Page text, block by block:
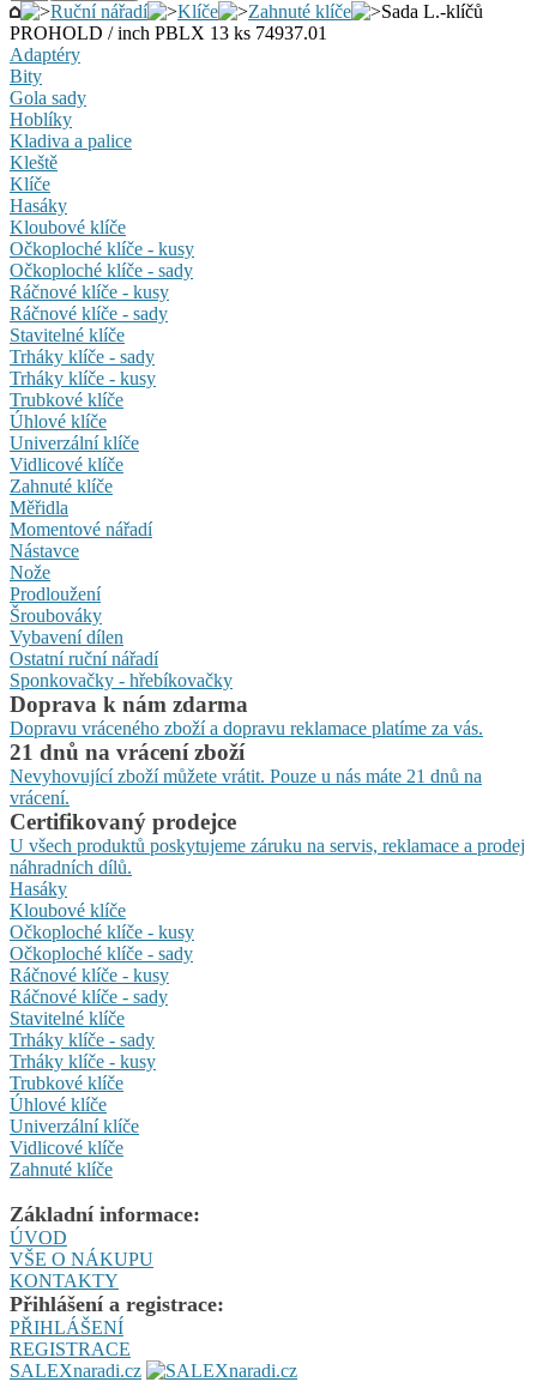
Ruční nářadí Klíče Zahnuté klíče
Sada L.-klíčů
PROHOLD / inch PBLX 13 ks 74937.01
Adaptéry
Bity
Gola sady
Hoblíky
Kladiva a palice
Kleště
Klíče
Hasáky
Kloubové klíče
Očkoploché klíče - kusy
Očkoploché klíče - sady
Ráčnové klíče - kusy
Ráčnové klíče - sady
Stavitelné klíče
Trháky klíče - sady
Trháky klíče - kusy
Trubkové klíče
Úhlové klíče
Univerzální klíče
Vidlicové klíče
Zahnuté klíče
Měřidla
Momentové nářadí
Nástavce
Nože
Prodloužení
Šroubováky
Vybavení dílen
Ostatní ruční nářadí
Sponkovačky - hřebíkovačky
Doprava k nám zdarma
Dopravu vráceného zboží a dopravu reklamace platíme za vás.
21 dnů na vrácení zboží
Nevyhovující zboží můžete vrátit. Pouze u nás máte 21 dnů na
vrácení.
Certifikovaný prodejce
U všech produktů poskytujeme záruku na servis, reklamace a prodej
náhradních dílů.
Hasáky
Kloubové klíče
Očkoploché klíče - kusy
Očkoploché klíče - sady
Ráčnové klíče - kusy
Ráčnové klíče - sady
Stavitelné klíče
Trháky klíče - sady
Trháky klíče - kusy
Trubkové klíče
Úhlové klíče
Univerzální klíče
Vidlicové klíče
Zahnuté klíče
Základní informace:
ÚVOD
VŠE O NÁKUPU
KONTAKTY
Přihlášení a registrace:
PŘIHLÁŠENÍ
REGISTRACE
SALEXnaradi.cz